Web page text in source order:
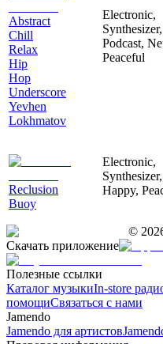
Abstract
Chill
Relax
Hip
Hop
Underscore
Yevhen
Lokhmatov
Electronic,
Synthesizer,
Podcast,
Peaceful
Reclusion
Buoy
Electronic,
Happy,
©
Скачать приложение
Полезные ссылки
Каталог музыкиIn-store
помощиСвязаться с нами
Jamendo
Jamendo для артистов